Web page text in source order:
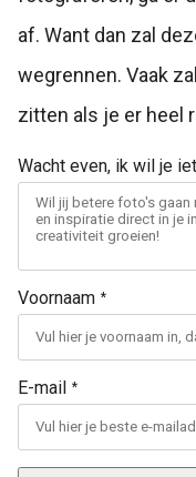
af. Want dan zal
wegrennen. Vaak
zitten als je er heel
Wacht even, ik wil je
Voornaam *
E-mail *